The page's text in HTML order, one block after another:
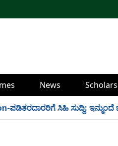
News
ಸಿಹಿ ಸುದ್ದಿ: ಇನ್ಮುಂದೆ